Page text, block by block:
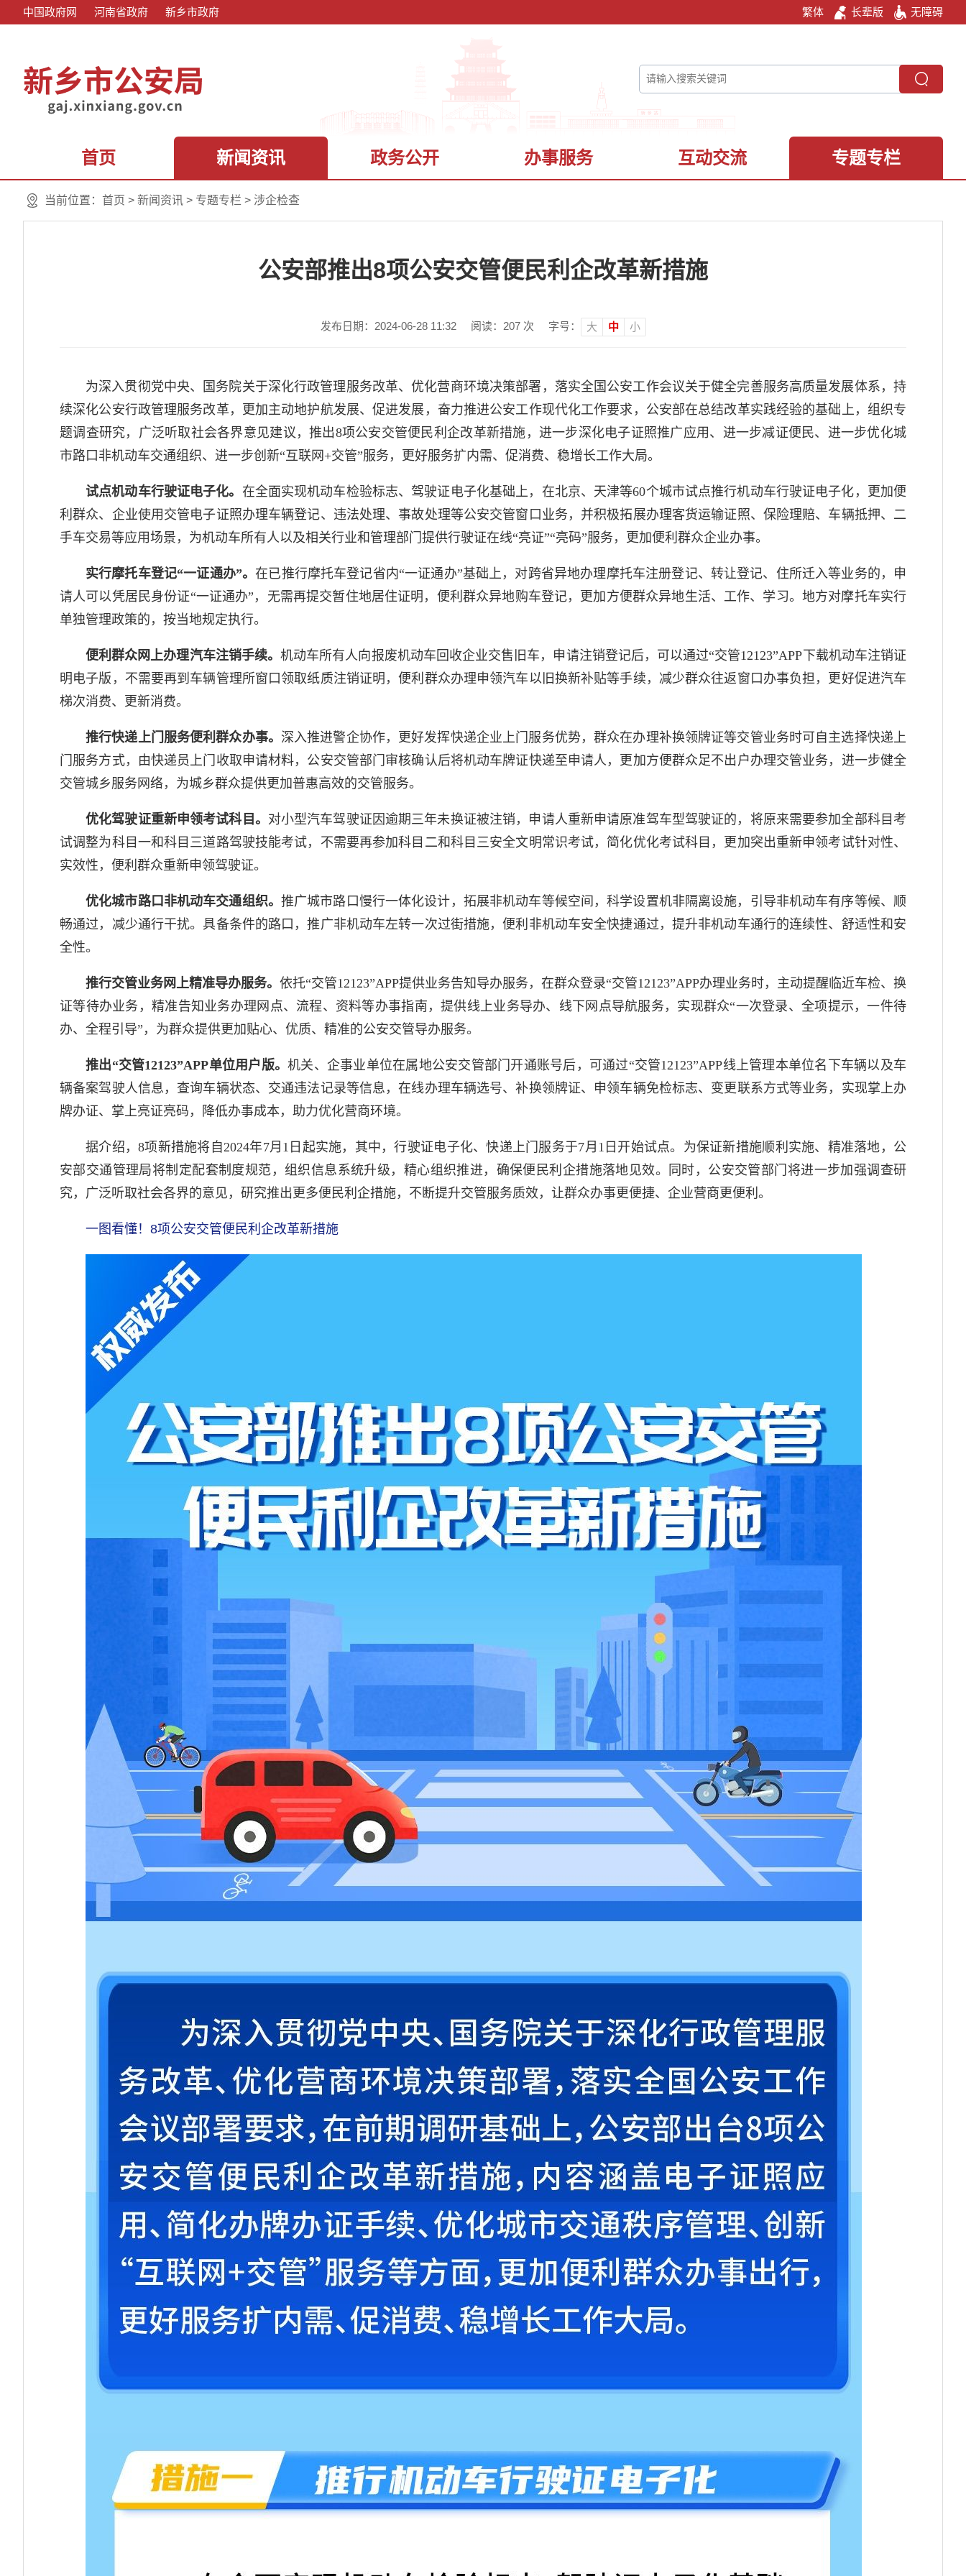
中国政府网 河南省政府 新乡市政府 繁体 长辈版 无障碍
首页 新闻资讯 政务公开 办事服务 互动交流 专题专栏
当前位置： 首页 > 新闻资讯 > 专题专栏 > 涉企检查
公安部推出8项公安交管便民利企改革新措施
发布日期：2024-06-28 11:32 阅读： 207次 字号： 大 中 小
为深入贯彻党中央、国务院关于深化行政管理服务改革、优化营商环境决策部署，落实全国公安工作会议关于健全完善服务高质量发展体系，持
续深化公安行政管理服务改革，更加主动地护航发展、促进发展，奋力推进公安工作现代化工作要求，公安部在总结改革实践经验的基础上，组织专
题调查研究，广泛听取社会各界意见建议，推出8项公安交管便民利企改革新措施，进一步深化电子证照推广应用、进一步减证便民、进一步优化城
市路口非机动车交通组织、进一步创新“互联网+交管”服务，更好服务扩内需、促消费、稳增长工作大局。
试点机动车行驶证电子化。 在全面实现机动车检验标志、驾驶证电子化基础上，在北京、天津等60个城市试点推行机动车行驶证电子化，更加便
利群众、企业使用交管电子证照办理车辆登记、违法处理、事故处理等公安交管窗口业务，并积极拓展办理客货运输证照、保险理赔、车辆抵押、二
手车交易等应用场景，为机动车所有人以及相关行业和管理部门提供行驶证在线“亮证”“亮码”服务，更加便利群众企业办事。
实行摩托车登记“一证通办”。在已推行摩托车登记省内“一证通办”基础上，对跨省异地办理摩托车注册登记、转让登记、住所迁入等业务的，申
请人可以凭居民身份证“一证通办”，无需再提交暂住地居住证明，便利群众异地购车登记，更加方便群众异地生活、工作、学习。地方对摩托车实行
单独管理政策的，按当地规定执行。
便利群众网上办理汽车注销手续。机动车所有人向报废机动车回收企业交售旧车，申请注销登记后，可以通过“交管12123”APP下载机动车注销证
明电子版，不需要再到车辆管理所窗口领取纸质注销证明，便利群众办理申领汽车以旧换新补贴等手续，减少群众往返窗口办事负担，更好促进汽车
梯次消费、更新消费。
推行快递上门服务便利群众办事。 深入推进警企协作，更好发挥快递企业上门服务优势，群众在办理补换领牌证等交管业务时可自主选择快递上
门服务方式，由快递员上门收取申请材料，公安交管部门审核确认后将机动车牌证快递至申请人，更加方便群众足不出户办理交管业务，进一步健全
交管城乡服务网络，为城乡群众提供更加普惠高效的交管服务。
优化驾驶证重新申领考试科目。 对小型汽车驾驶证因逾期三年未换证被注销，申请人重新申请原准驾车型驾驶证的，将原来需要参加全部科目考
试调整为科目一和科目三道路驾驶技能考试，不需要再参加科目二和科目三安全文明常识考试，简化优化考试科目，更加突出重新申领考试针对性、
实效性，便利群众重新申领驾驶证。
优化城市路口非机动车交通组织。 推广城市路口慢行一体化设计，拓展非机动车等候空间，科学设置机非隔离设施，引导非机动车有序等候、顺
畅通过，减少通行干扰。具备条件的路口，推广非机动车左转一次过街措施，便利非机动车安全快捷通过，提升非机动车通行的连续性、舒适性和安
全性。
推行交管业务网上精准导办服务。 依托“交管12123”APP提供业务告知导办服务，在群众登录“交管12123”APP办理业务时，主动提醒临近车检、换
证等待办业务，精准告知业务办理网点、流程、资料等办事指南，提供线上业务导办、线下网点导航服务，实现群众“一次登录、全项提示，一件待
办、全程引导”，为群众提供更加贴心、优质、精准的公安交管导办服务。
推出“交管12123”APP单位用户版。机关、企事业单位在属地公安交管部门开通账号后，可通过“交管12123”APP线上管理本单位名下车辆以及车
辆备案驾驶人信息，查询车辆状态、交通违法记录等信息，在线办理车辆选号、补换领牌证、申领车辆免检标志、变更联系方式等业务，实现掌上办
牌办证、掌上亮证亮码，降低办事成本，助力优化营商环境。
据介绍，8项新措施将自2024年7月1日起实施，其中，行驶证电子化、快递上门服务于7月1日开始试点。为保证新措施顺利实施、精准落地，公
安部交通管理局将制定配套制度规范，组织信息系统升级，精心组织推进，确保便民利企措施落地见效。同时，公安交管部门将进一步加强调查研
究，广泛听取社会各界的意见，研究推出更多便民利企措施，不断提升交管服务质效，让群众办事更便捷、企业营商更便利。
一图看懂！8项公安交管便民利企改革新措施